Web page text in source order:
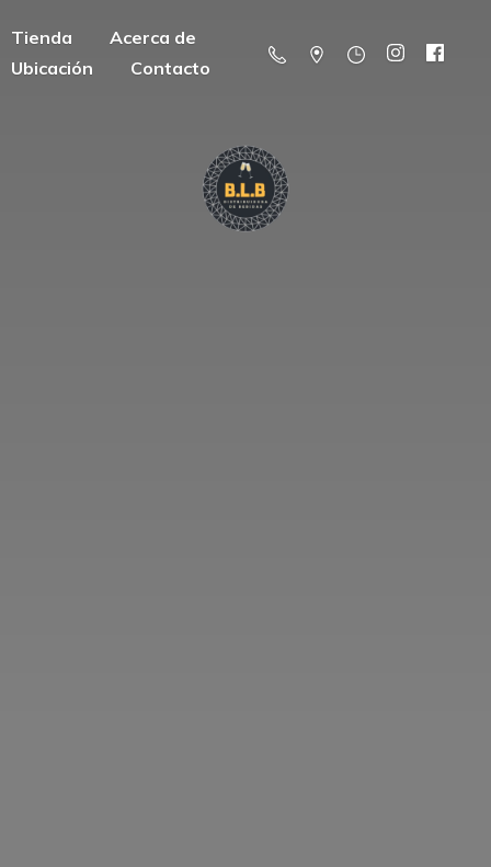
Tienda
Acerca de
Ubicación
Contacto